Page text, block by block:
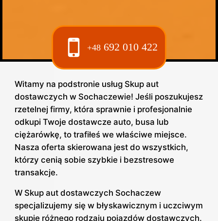
+48 692 010 422
Witamy na podstronie usług Skup aut
dostawczych w Sochaczewie! Jeśli poszukujesz
rzetelnej firmy, która sprawnie i profesjonalnie
odkupi Twoje dostawcze auto, busa lub
ciężarówkę, to trafiłeś we właściwe miejsce.
Nasza oferta skierowana jest do wszystkich,
którzy cenią sobie szybkie i bezstresowe
transakcje.
W Skup aut dostawczych Sochaczew
specjalizujemy się w błyskawicznym i uczciwym
skupie różnego rodzaju pojazdów dostawczych.